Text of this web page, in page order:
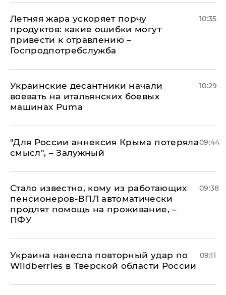
Летняя жара ускоряет порчу
продуктов: какие ошибки могут
привести к отравлению –
Госпродпотребслужба
10:35
Украинские десантники начали
воевать на итальянских боевых
машинах Puma
10:29
"Для России аннексия Крыма потеряла
смысл", – Залужный
09:44
Стало известно, кому из работающих
пенсионеров-ВПЛ автоматически
продлят помощь на проживание, –
ПФУ
09:38
Украина нанесла повторный удар по
Wildberries в Тверской области России
09:11